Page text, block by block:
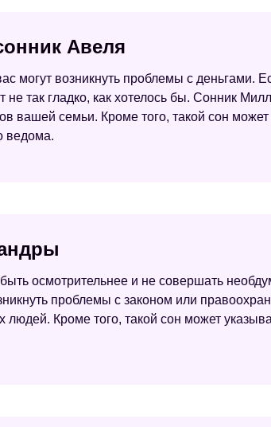
Авеля
могут возникнуть проблемы с деньгами.
так гладко, как хотелось бы. Сонник
вашей семьи. Кроме того, такой сон может
ведома.
осмотрительнее и не совершать
проблемы с законом или
Кроме того, такой сон может